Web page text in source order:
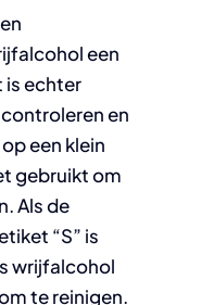
een
is echter
en
een klein
gebruikt om
Als de
“S” is
wrijfalcohol
te reinigen.